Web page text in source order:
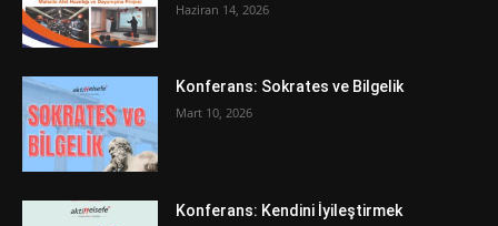
Haziran 14, 2026
Konferans: Sokrates ve Bilgelik
Mart 10, 2026
Konferans: Kendini İyileştirmek